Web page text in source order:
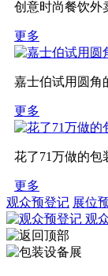
创意时尚餐饮外
更多
嘉士伯试用圆角
更多
花了71万做的包
更多
观众预登记 展位
观